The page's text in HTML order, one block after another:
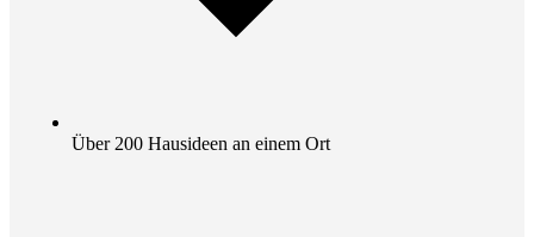
Über 200 Hausideen an einem Ort